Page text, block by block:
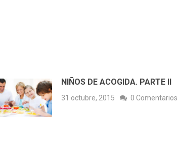
NIÑOS DE ACOGIDA. PARTE II
31 octubre, 2015 0 Comentarios